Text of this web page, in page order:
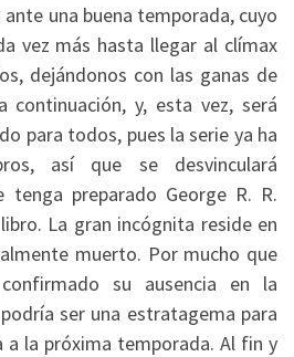
una buena temporada, cuyo
vez más hasta llegar al clímax
dejándonos con las ganas de
continuación, y, esta vez, será
para todos, pues la serie ya ha
así que se desvinculará
preparado George R. R.
La gran incógnita reside en
muerto. Por mucho que
su ausencia en la
ser una estratagema para
a la próxima temporada. Al fin y